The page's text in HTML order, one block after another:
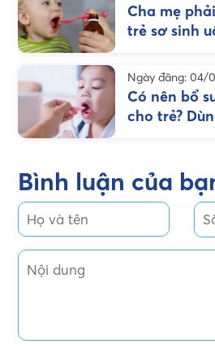
Cha mẹ
trẻ sơ sinh
Ngày đăng: 04/
Có nên bổ
cho trẻ?
Bình luận của